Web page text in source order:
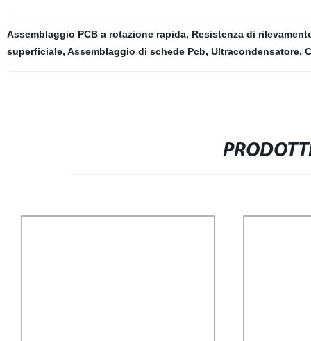
Assemblaggio PCB a rotazione rapida, Resistenza di
superficiale, Assemblaggio di schede Pcb, Ultracondensatore,